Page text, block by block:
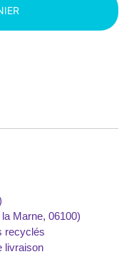
Marne, 06100)
recyclés
livraison